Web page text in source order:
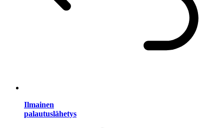
Ilmainen
palautuslähetys